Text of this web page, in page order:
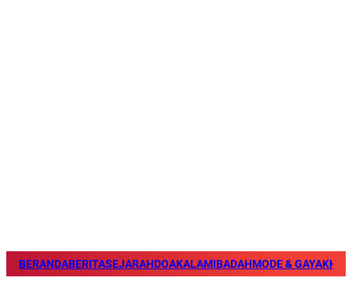
BERANDABERITASEJARAHDOAKALAMIBADAHMODE & GAYA